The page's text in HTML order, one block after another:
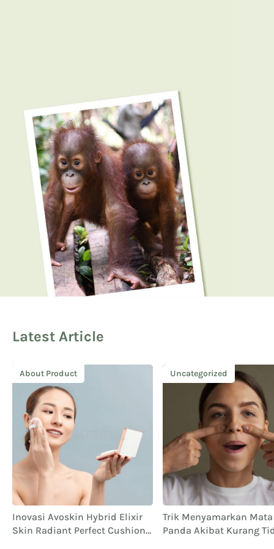
Latest Article
About Product
Inovasi Avoskin Hybrid Elixir
Skin Radiant Perfect Cushion
Uncategorized
Trik Menyamarkan Mata
Panda Akibat Kurang